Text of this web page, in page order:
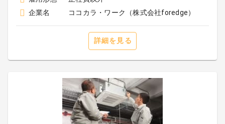
企業名
ココカラ・ワーク（株式会社foredge）
詳細を見る